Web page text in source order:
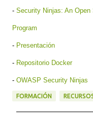
- Security Ninjas: An
Program
- Presentación
- Repositorio Docker
- OWASP Security Ninjas
FORMACIÓN